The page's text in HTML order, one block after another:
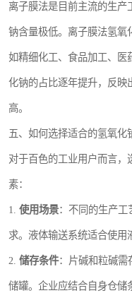
离子膜法是目前主流的生产
钠含量极低。离子膜法氢氧
如精细化工、食品加工、医
化钠的占比逐年提升，反映
高。
五、如何选择适合的氢氧化
对于百色的工业用户而言，
素：
1. 使用场景：不同的生产
求。液体输送系统适合使用
2. 储存条件：片碱和粒碱需
储罐。企业应结合自身仓储